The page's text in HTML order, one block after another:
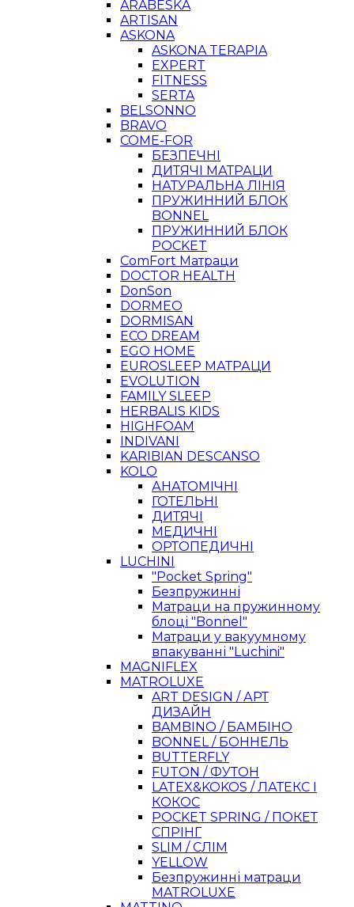
ARABESKA
ARTISAN
ASKONA
ASKONA TERAPIA
EXPERT
FITNESS
SERTA
BELSONNO
BRAVO
COME-FOR
БЕЗПЕЧНІ
ДИТЯЧІ МАТРАЦИ
НАТУРАЛЬНА ЛІНІЯ
ПРУЖИННИЙ БЛОК
BONNEL
ПРУЖИННИЙ БЛОК
POCKET
ComFort Матраци
DOCTOR HEALTH
DonSon
DORMEO
DORMISAN
ECO DREAM
EGO HOME
EUROSLEEP МАТРАЦИ
EVOLUTION
FAMILY SLEEP
HERBALIS KIDS
HIGHFOAM
INDIVANI
KARIBIAN DESCANSO
KOLO
АНАТОМІЧНІ
ГОТЕЛЬНІ
ДИТЯЧІ
МЕДИЧНІ
ОРТОПЕДИЧНІ
LUCHINI
"Pocket Spring"
Безпружинні
Матраци на пружинному
блоці "Bonnel"
Матраци у вакуумному
впакуванні "Luchini"
MAGNIFLEX
MATROLUXE
ART DESIGN / АРТ
ДИЗАЙН
BAMBINO / БАМБІНО
BONNEL / БОННЕЛЬ
BUTTERFLY
FUTON / ФУТОН
LATEX&KOKOS / ЛАТЕКС І
КОКОС
POCKET SPRING / ПОКЕТ
СПРІНГ
SLIM / СЛІМ
YELLOW
Безпружинні матраци
MATROLUXE